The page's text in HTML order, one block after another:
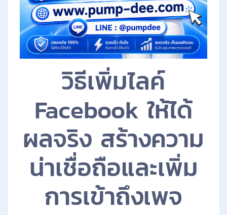
วิธีเพิ่มไลค์
Facebook ให้ได้
ผลจริง สร้างความ
น่าเชื่อถือและเพิ่ม
การเข้าถึงเพจ